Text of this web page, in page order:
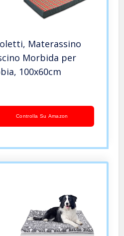
Materassino
Morbida per
100x60cm
Controlla Su Amazon